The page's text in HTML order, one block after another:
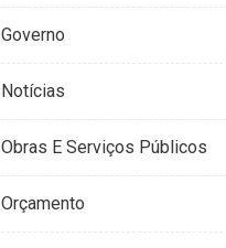
Governo
Notícias
Obras E Serviços Públicos
Orçamento